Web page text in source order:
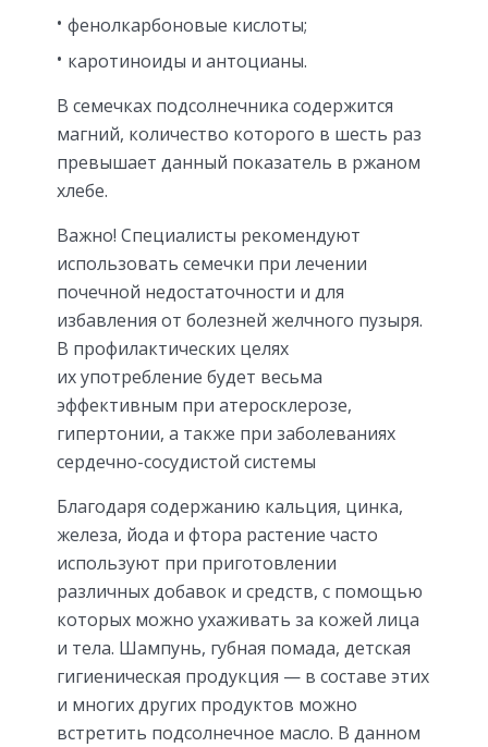
фенолкарбоновые кислоты;
каротиноиды и антоцианы.
В семечках подсолнечника содержится
магний, количество которого в шесть раз
превышает данный показатель в ржаном
хлебе.
Важно! Специалисты рекомендуют
использовать семечки при лечении
почечной недостаточности и для
избавления от болезней желчного пузыря.
В профилактических целях
их употребление будет весьма
эффективным при атеросклерозе,
гипертонии, а также при заболеваниях
сердечно-сосудистой системы
Благодаря содержанию кальция, цинка,
железа, йода и фтора растение часто
используют при приготовлении
различных добавок и средств, с помощью
которых можно ухаживать за кожей лица
и тела. Шампунь, губная помада, детская
гигиеническая продукция — в составе этих
и многих других продуктов можно
встретить подсолнечное масло. В данном